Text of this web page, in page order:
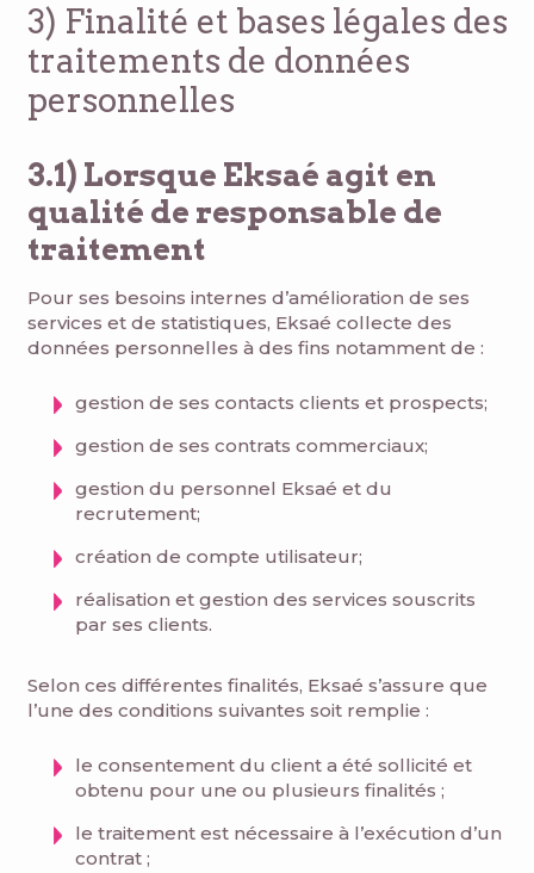
3) Finalité et bases légales des
traitements de données
personnelles
3.1) Lorsque Eksaé agit en
qualité de responsable de
traitement
Pour ses besoins internes d’amélioration de ses
services et de statistiques, Eksaé collecte des
données personnelles à des fins notamment de :
gestion de ses contacts clients et prospects;
gestion de ses contrats commerciaux;
gestion du personnel Eksaé et du
recrutement;
création de compte utilisateur;
réalisation et gestion des services souscrits
par ses clients.
Selon ces différentes finalités, Eksaé s’assure que
l’une des conditions suivantes soit remplie :
le consentement du client a été sollicité et
obtenu pour une ou plusieurs finalités ;
le traitement est nécessaire à l’exécution d’un
contrat ;